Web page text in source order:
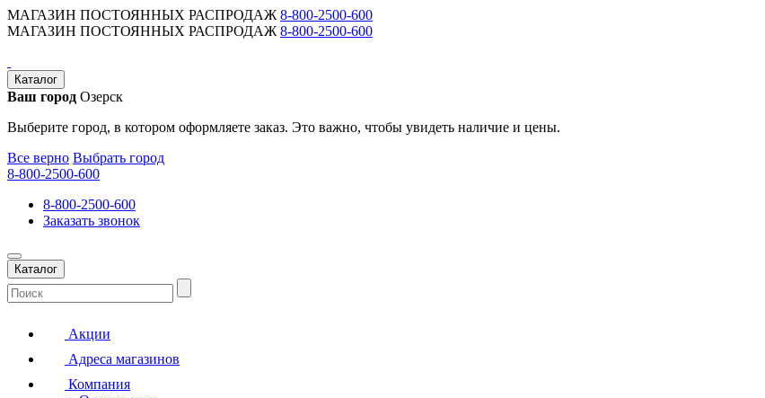
МАГАЗИН ПОСТОЯННЫХ РАСПРОДАЖ 8-800-2500-600
МАГАЗИН ПОСТОЯННЫХ РАСПРОДАЖ 8-800-2500-600
Каталог
Ваш город Озерск
Выберите город, в котором оформляете заказ. Это важно, чтобы увидеть наличие и цены.
Все верно Выбрать город
8-800-2500-600
8-800-2500-600
Заказать звонок
Каталог
Акции
Адреса магазинов
Компания